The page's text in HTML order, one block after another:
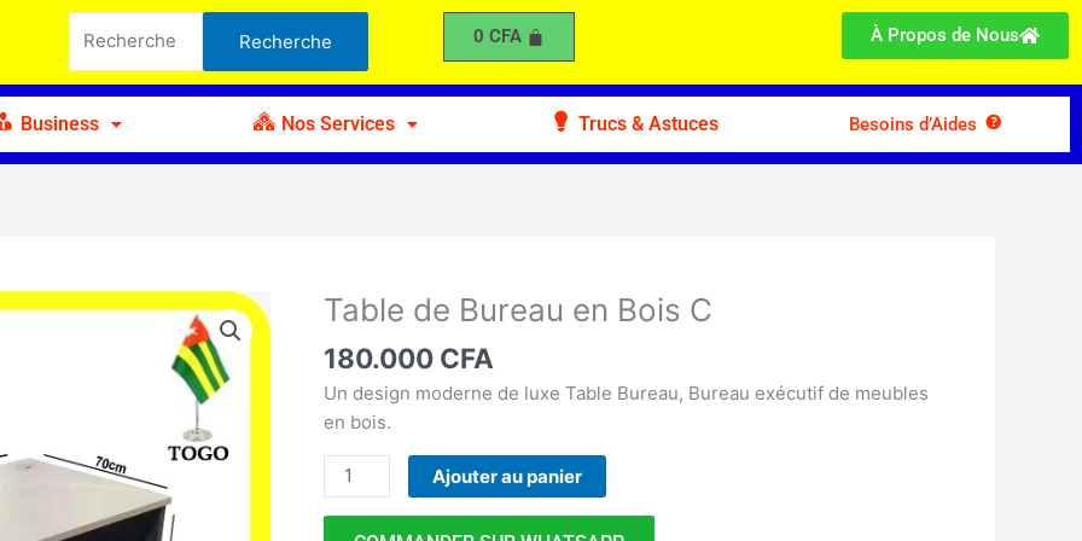
pour :
Recherche 0 CFA À Propos de Nous
Business Nos Services Trucs & Astuces Besoins d’Aides
Table de Bureau en Bois C
180.000 CFA
Un design moderne de luxe Table Bureau, Bureau exécutif de meubles
en bois.
quantité
Table
de
Bureau
Bois
Ajouter au panier
Bois
C